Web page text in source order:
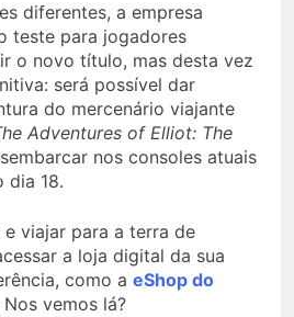
diferentes, a empresa
teste para jogadores
o novo título, mas desta vez
será possível dar
do mercenário viajante
Adventures of Elliot: The
nos consoles atuais
dia 18.
viajar para a terra de
a loja digital da sua
como a eShop do
Nos vemos lá?